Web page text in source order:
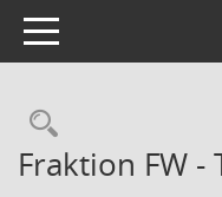
Toggle navigation
Fraktion FW